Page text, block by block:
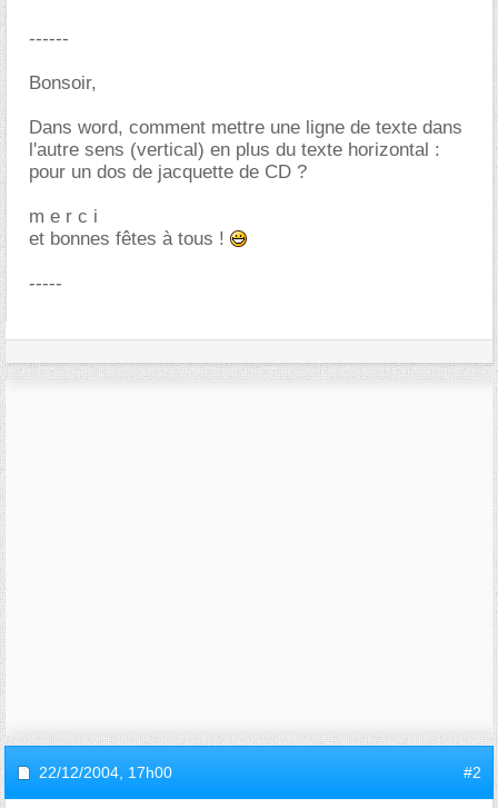
------
Bonsoir,
Dans word, comment mettre une ligne de texte dans
l'autre sens (vertical) en plus du texte horizontal :
pour un dos de jacquette de CD ?
m e r c i
et bonnes fêtes à tous !
-----
22/12/2004, 17h00 #2